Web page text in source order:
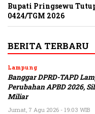
Bupati Pringsewu
0424/TGM 2026
BERITA TERBARU
Lampung
Banggar DPRD-TAPD
Perubahan APBD 2026,
Miliar
Jumat, 7 Agu 2026 - 19:03 WIB